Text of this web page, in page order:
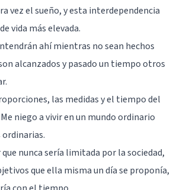
vez el sueño, y esta interdependencia
vida más elevada.
ahí mientras no sean hechos
alcanzados y pasado un tiempo otros
las medidas y el tiempo del
niego a vivir en un mundo ordinario
nunca sería limitada por la sociedad,
que ella misma un día se proponía,